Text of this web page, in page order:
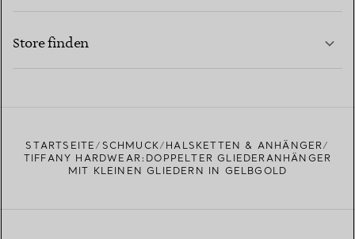
Store finden
STARTSEITE SCHMUCK
HALSKETTEN & ANHÄNGER
TIFFANY HARDWEAR:DOPPELTER GLIEDERANHÄNGER
MIT KLEINEN GLIEDERN IN GELBGOLD